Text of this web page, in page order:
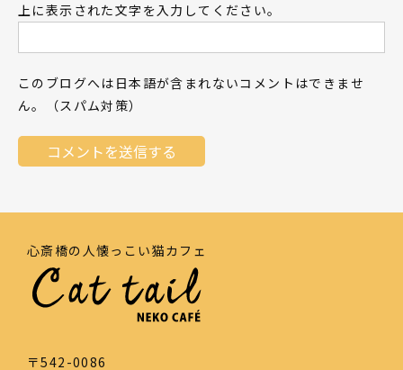
上に表示された文字を入力してください。
このブログへは日本語が含まれないコメントはできませ
ん。（スパム対策）
心斎橋の人懐っこい猫カフェ
〒542-0086